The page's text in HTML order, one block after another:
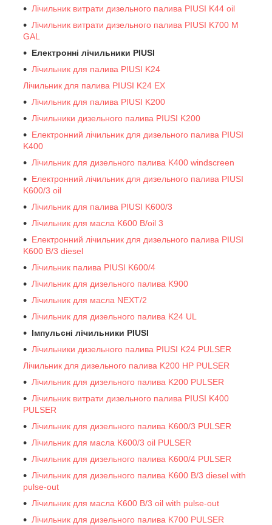
Лічильник витрати дизельного палива PIUSI K44 oil
Лічильник витрати дизельного палива PIUSI K700 M
GAL
Електронні лічильники PIUSI
Лічильник для палива PIUSI K24
Лічильник для палива PIUSI K24 EX
Лічильник для палива PIUSI K200
Лічильники дизельного палива PIUSI K200
Електронний лічильник для дизельного палива PIUSI
K400
Лічильник для дизельного палива K400 windscreen
Електронний лічильник для дизельного палива PIUSI
K600/3 oil
Лічильник для палива PIUSI K600/3
Лічильник для масла K600 B/oil 3
Електронний лічильник для дизельного палива PIUSI
K600 B/3 diesel
Лічильник палива PIUSI K600/4
Лічильник для дизельного палива K900
Лічильник для масла NEXT/2
Лічильник для дизельного палива K24 UL
Імпульсні лічильники PIUSI
Лічильники дизельного палива PIUSI K24 PULSER
Лічильник для дизельного палива K200 HP PULSER
Лічильник для дизельного палива K200 PULSER
Лічильник витрати дизельного палива PIUSI K400
PULSER
Лічильник для дизельного палива K600/3 PULSER
Лічильник для масла K600/3 oil PULSER
Лічильник для дизельного палива K600/4 PULSER
Лічильник для дизельного палива K600 B/3 diesel with
pulse-out
Лічильник для масла K600 B/3 oil with pulse-out
Лічильник для дизельного палива K700 PULSER